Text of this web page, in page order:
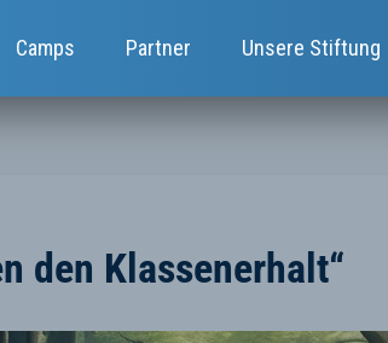
Camps Partner Unsere Stiftung
den Klassenerhalt“